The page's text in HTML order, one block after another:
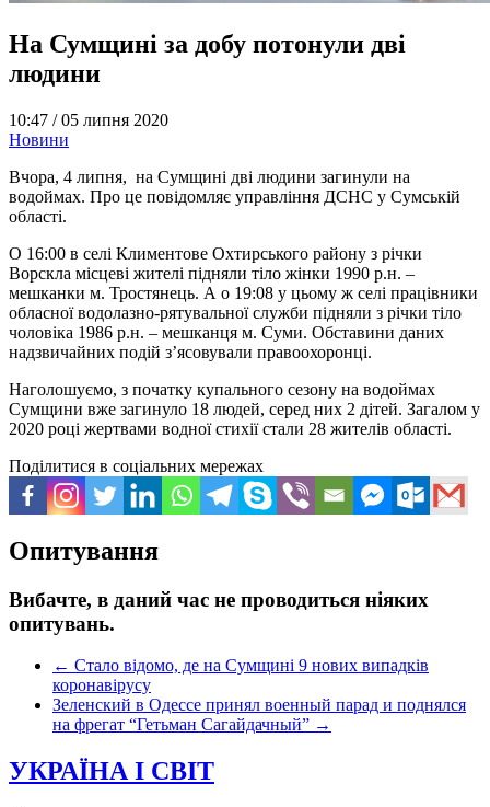
На Сумщині за добу потонули дві
людини
10:47 /05 липня 2020
Новини
Вчора, 4 липня, на Сумщині дві людини загинули на
водоймах. Про це повідомляє управління ДСНС у Сумській
області.
О 16:00 в селі Климентове Охтирського району з річки
Ворскла місцеві жителі підняли тіло жінки 1990 р.н. –
мешканки м. Тростянець. А о 19:08 у цьому ж селі працівники
обласної водолазно-рятувальної служби підняли з річки тіло
чоловіка 1986 р.н. – мешканця м. Суми. Обставини даних
надзвичайних подій з’ясовували правоохоронці.
Наголошуємо, з початку купального сезону на водоймах
Сумщини вже загинуло 18 людей, серед них 2 дітей. Загалом у
2020 році жертвами водної стихії стали 28 жителів області.
Поділитися в соціальних мережах
Опитування
Вибачте, в даний час не проводиться ніяких
опитувань.
← Стало відомо, де на Сумщині 9 нових випадків
коронавірусу
Зеленский в Одессе принял военный парад и поднялся
на фрегат “Гетьман Сагайдачный” →
УКРАЇНА І СВІТ